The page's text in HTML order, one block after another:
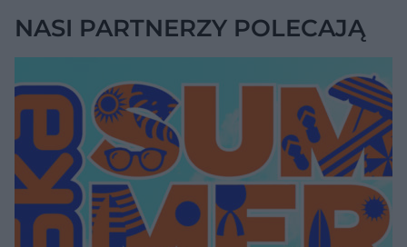
NASI PARTNERZY POLECAJĄ